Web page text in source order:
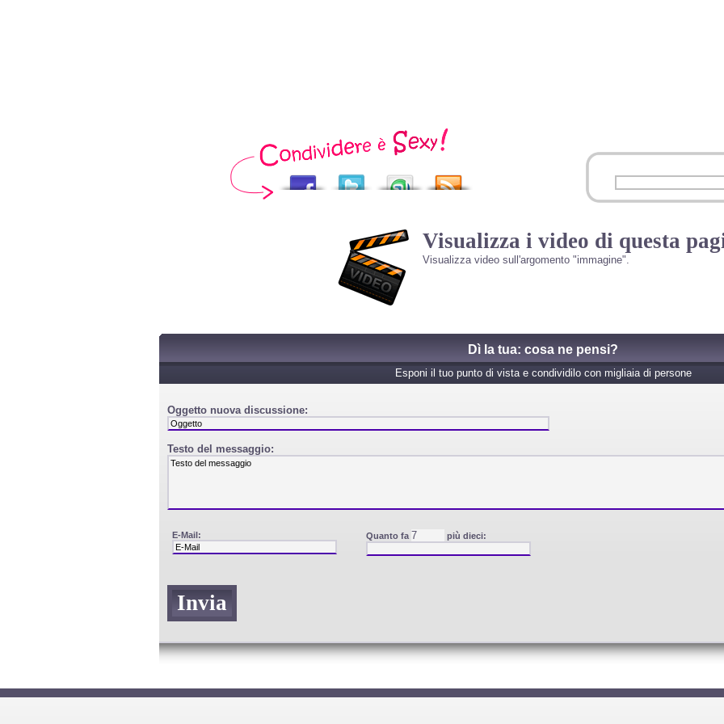
Visualizza i video di questa
Visualizza video sull'argomento "immagine".
Dì la tua: cosa ne pensi?
Esponi il tuo punto di vista e condividilo con migliaia di persone
Oggetto nuova discussione:
Testo del messaggio:
E-Mail: Quanto fa più dieci: